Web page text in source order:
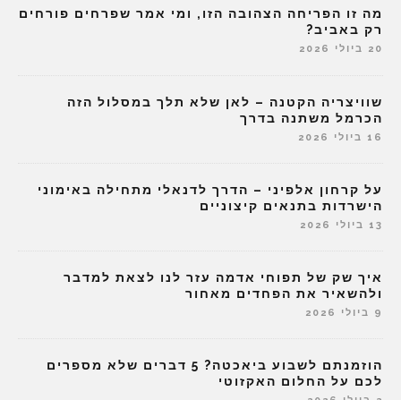
מה זו הפריחה הצהובה הזו, ומי אמר שפרחים פורחים
רק באביב?
20 ביולי 2026
שוויצריה הקטנה – לאן שלא תלך במסלול הזה
הכרמל משתנה בדרך
16 ביולי 2026
על קרחון אלפיני – הדרך לדנאלי מתחילה באימוני
הישרדות בתנאים קיצוניים
13 ביולי 2026
איך שק של תפוחי אדמה עזר לנו לצאת למדבר
ולהשאיר את הפחדים מאחור
9 ביולי 2026
הוזמנתם לשבוע ביאכטה? 5 דברים שלא מספרים
לכם על החלום האקזוטי